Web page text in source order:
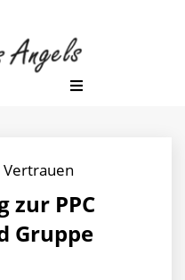
zur PPC
Gruppe